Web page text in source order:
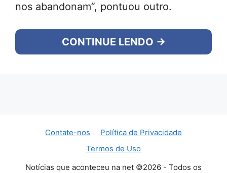
nos abandonam”, pontuou outro.
CONTINUE LENDO →
Contate-nos
Política de Privacidade
Termos de Uso
Notícias que aconteceu na net ©2026 - Todos os